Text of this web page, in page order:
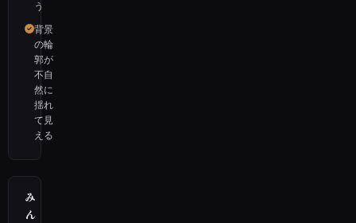
う
背景
の輪
郭が
不自
然に
揺れ
て見
える
み
ん